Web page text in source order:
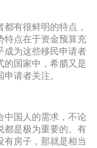
有很鲜明的特点，
特点在于资金预算充
成为这些移民申请者
的国家中，希腊又是
请者关注。
国人的需求，不论
都是极为重要的。有
有房子，那就是相当